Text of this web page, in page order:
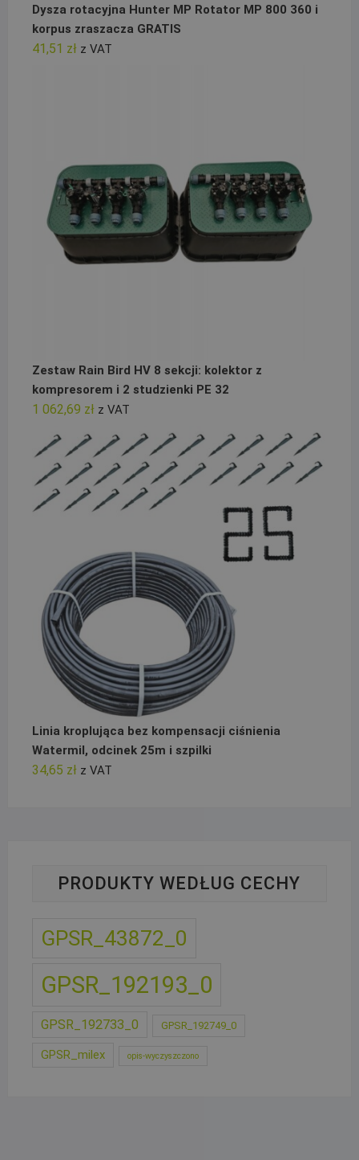
Dysza rotacyjna Hunter MP Rotator MP 800 360 i
korpus zraszacza GRATIS
41,51 zł z VAT
Zestaw Rain Bird HV 8 sekcji: kolektor z
kompresorem i 2 studzienki PE 32
1 062,69 zł z VAT
Linia kroplująca bez kompensacji ciśnienia
Watermil, odcinek 25m i szpilki
34,65 zł z VAT
PRODUKTY WEDŁUG CECHY
GPSR_43872_0
GPSR_192193_0
GPSR_192733_0 GPSR_192749_0
GPSR_milex opis-wyczyszczono